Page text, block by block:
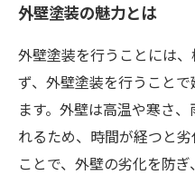
外壁塗装の魅力とは
外壁塗装を行うことには
ず、外壁塗装を行うこと
ます。外壁は高温や寒さ
れるため、時間が経つと
ことで、外壁の劣化を防